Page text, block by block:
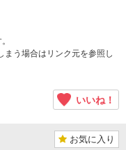
う場合はリンク元を参照し
いいね！
お気に入り